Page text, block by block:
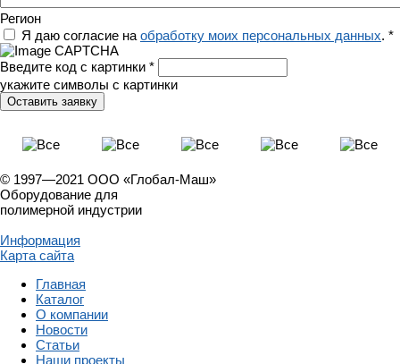
Регион
Я даю согласие на обработку моих персональных данных. *
Введите код с картинки *
укажите символы с картинки
© 1997—2021 ООО «Глобал-Маш»
Оборудование для
полимерной индустрии
Информация
Карта сайта
Главная
Каталог
О компании
Новости
Статьи
Наши проекты